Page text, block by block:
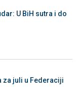
U BiH sutra i do
za juli u Federaciji